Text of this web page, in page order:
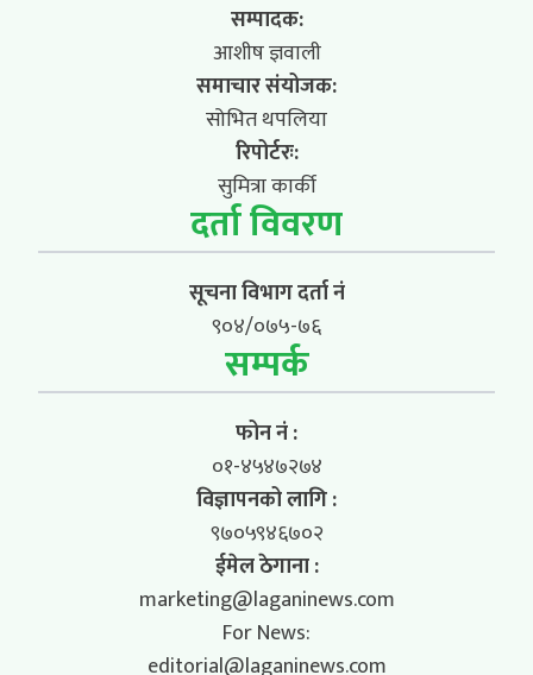
सम्पादक:
आशीष ज्ञवाली
समाचार संयोजक:
सोभित थपलिया
रिपोर्टरः:
सुमित्रा कार्की
दर्ता विवरण
सूचना विभाग दर्ता नं
९०४/०७५-७६
सम्पर्क
फोन नं :
०१-४५४७२७४
विज्ञापनको लागि :
९७०५९४६७०२
ईमेल ठेगाना :
marketing@laganinews.com
For News:
editorial@laganinews.com